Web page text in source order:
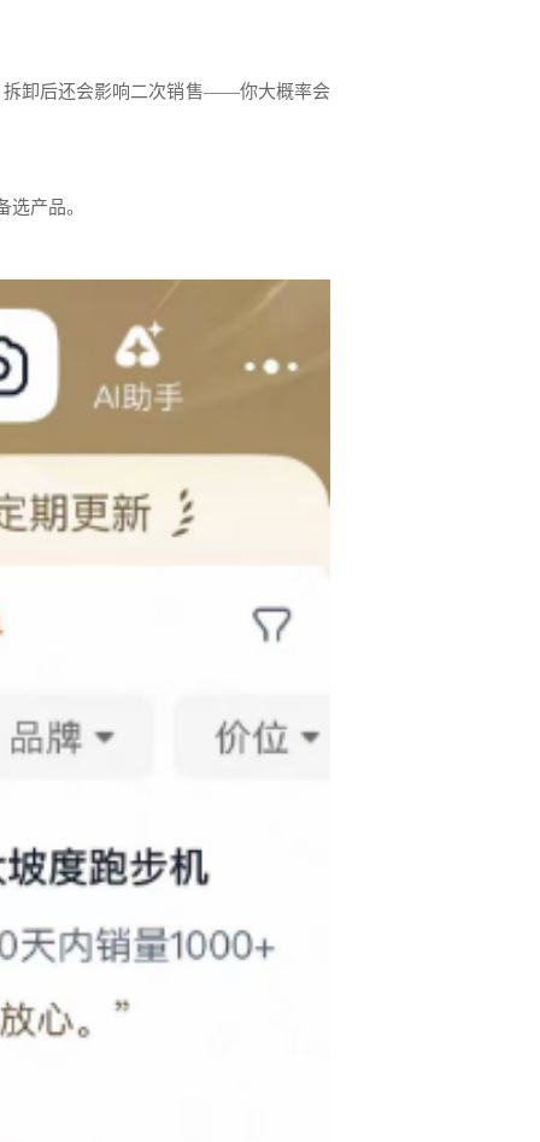
拆卸后还会影响二次销售——你大概率会
产品。